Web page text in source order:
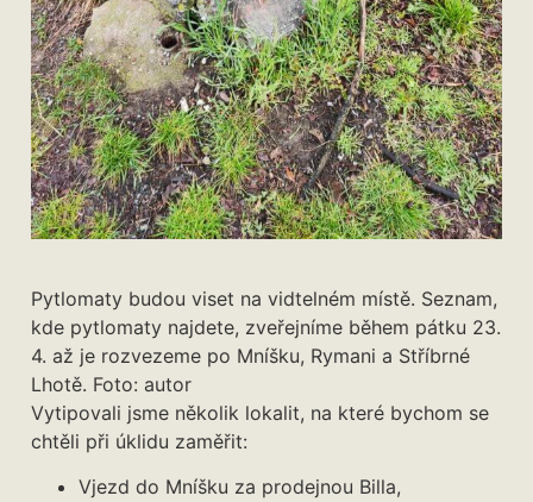
Pytlomaty budou viset na vidtelném místě. Seznam,
kde pytlomaty najdete, zveřejníme během pátku 23.
4. až je rozvezeme po Mníšku, Rymani a Stříbrné
Lhotě. Foto: autor
Vytipovali jsme několik lokalit, na které bychom se
chtěli při úklidu zaměřit:
Vjezd do Mníšku za prodejnou Billa,